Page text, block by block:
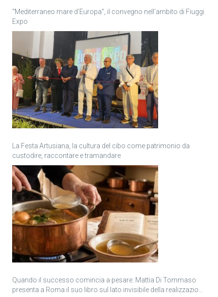
“Mediterraneo mare d’Europa”, il convegno nell’ambito di Fiuggi
Expo
La Festa Artusiana, la cultura del cibo come patrimonio da
custodire, raccontare e tramandare
Quando il successo comincia a pesare: Mattia Di Tommaso
presenta a Roma il suo libro sul lato invisibile della realizzazione